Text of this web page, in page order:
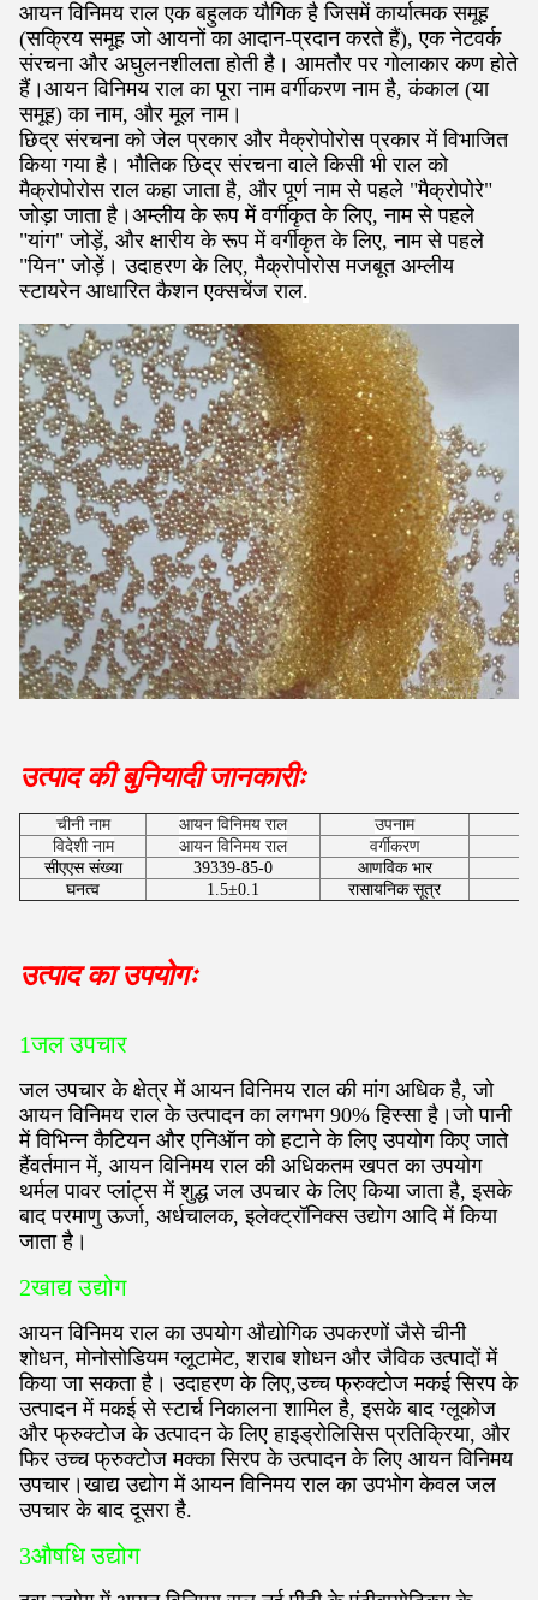
आयन विनिमय राल एक बहुलक यौगिक है जिसमें कार्यात्मक समूह
(सक्रिय समूह जो आयनों का आदान-प्रदान करते हैं), एक नेटवर्क
संरचना और अघुलनशीलता होती है। आमतौर पर गोलाकार कण होते
हैं।आयन विनिमय राल का पूरा नाम वर्गीकरण नाम है, कंकाल (या
समूह) का नाम, और मूल नाम।
छिद्र संरचना को जेल प्रकार और मैक्रोपोरोस प्रकार में विभाजित
किया गया है। भौतिक छिद्र संरचना वाले किसी भी राल को
मैक्रोपोरोस राल कहा जाता है, और पूर्ण नाम से पहले "मैक्रोपोरे"
जोड़ा जाता है।अम्लीय के रूप में वर्गीकृत के लिए, नाम से पहले
"यांग" जोड़ें, और क्षारीय के रूप में वर्गीकृत के लिए, नाम से पहले
"यिन" जोड़ें। उदाहरण के लिए, मैक्रोपोरोस मजबूत अम्लीय
स्टायरेन आधारित कैशन एक्सचेंज राल.
उत्पाद की बुनियादी जानकारीः
चीनी नाम आयन विनिमय राल
उपनाम
विदेशी नाम
आयन विनिमय राल वर्गीकरण
सीएएस संख्या
39339-85-0
आणविक भार
घनत्व
1.5±0.1 रासायनिक सूत्र
उत्पाद का उपयोगः
1जल उपचार
जल उपचार के क्षेत्र में आयन विनिमय राल की मांग अधिक है, जो
आयन विनिमय राल के उत्पादन का लगभग 90% हिस्सा है।जो पानी
में विभिन्न कैटियन और एनिऑन को हटाने के लिए उपयोग किए जाते
हैंवर्तमान में, आयन विनिमय राल की अधिकतम खपत का उपयोग
थर्मल पावर प्लांट्स में शुद्ध जल उपचार के लिए किया जाता है, इसके
बाद परमाणु ऊर्जा, अर्धचालक, इलेक्ट्रॉनिक्स उद्योग आदि में किया
जाता है।
2खाद्य उद्योग
आयन विनिमय राल का उपयोग औद्योगिक उपकरणों जैसे चीनी
शोधन, मोनोसोडियम ग्लूटामेट, शराब शोधन और जैविक उत्पादों में
किया जा सकता है। उदाहरण के लिए,उच्च फ्रुक्टोज मकई सिरप के
उत्पादन में मकई से स्टार्च निकालना शामिल है, इसके बाद ग्लूकोज
और फ्रुक्टोज के उत्पादन के लिए हाइड्रोलिसिस प्रतिक्रिया, और
फिर उच्च फ्रुक्टोज मक्का सिरप के उत्पादन के लिए आयन विनिमय
उपचार।खाद्य उद्योग में आयन विनिमय राल का उपभोग केवल जल
उपचार के बाद दूसरा है.
3औषधि उद्योग